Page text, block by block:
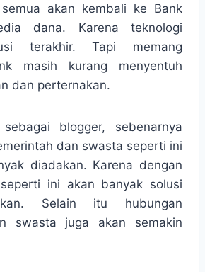
akan kembali ke Bank
dana. Karena teknologi
terakhir. Tapi memang
masih kurang menyentuh
dan perternakan.
blogger, sebenarnya
dan swasta seperti ini
diadakan. Karena dengan
ini akan banyak solusi
Selain itu hubungan
swasta juga akan semakin